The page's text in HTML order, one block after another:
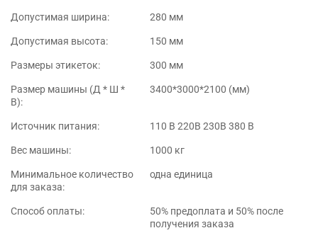
Допустимая ширина:
280 мм
Допустимая высота:
150 мм
Размеры этикеток:
300 мм
Размер машины (Д * Ш *
В):
3400*3000*2100 (мм)
Источник питания:
110 В 220В 230В 380 В
Вес машины:
1000 кг
Минимальное количество
для заказа:
одна единица
Способ оплаты:
50% предоплата и 50% после
получения заказа